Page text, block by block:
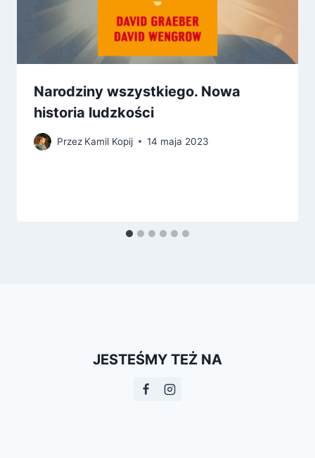
Narodziny wszystkiego. Nowa
historia ludzkości
Przez Kamil Kopij 14 maja 2023
JESTEŚMY TEŻ NA